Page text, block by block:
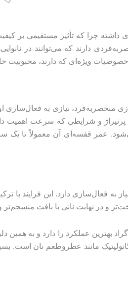
داشته چرا که تأثیر مستقیمی
دارند که می‌توانند در
ویژه‌ای که دارند، محبوبیت
منحصربه‌فرد، نیازی به فعال‌سازی
عمر قفسه‌ای آن معمولاً تا یک
به فعال‌سازی دارد. این فرایند
و در نهایت نانی با بافت منسجم‌تر و
در دمای معتدل بین 20 تا 30 درجه سانتی‌گراد
مانند عطروطعم نان است.